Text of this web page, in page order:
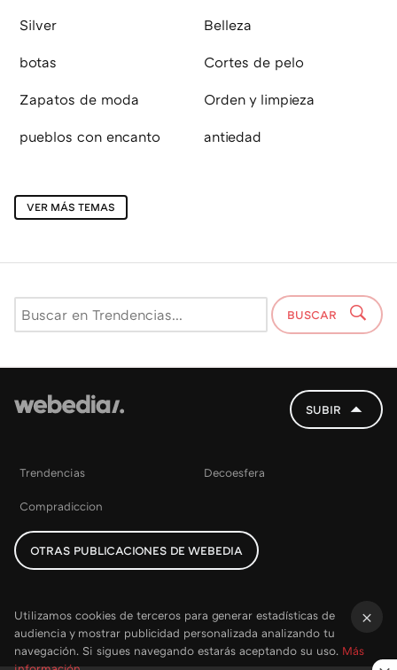
Silver Belleza
botas Cortes de pelo
Zapatos de moda Orden y limpieza
pueblos con encanto antiedad
VER MÁS TEMAS
BUSCAR
SUBIR
Trendencias Decoesfera
Compradiccion
OTRAS PUBLICACIONES DE WEBEDIA
Utilizamos cookies de terceros para generar estadísticas de
audiencia y mostrar publicidad personalizada analizando tu
navegación. Si sigues navegando estarás aceptando su uso. Más